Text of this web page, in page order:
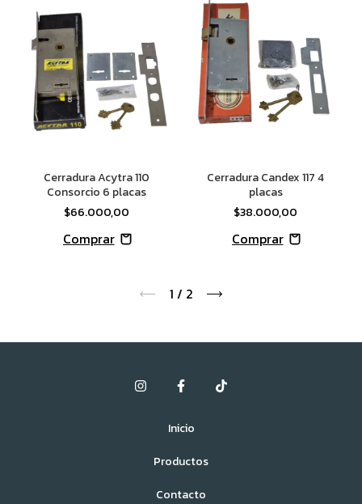
Cerradura Acytra 110
Consorcio 6 placas
$66.000,00
Cerradura Candex 117 4
placas
$38.000,00
1 / 2
Inicio
Productos
Contacto